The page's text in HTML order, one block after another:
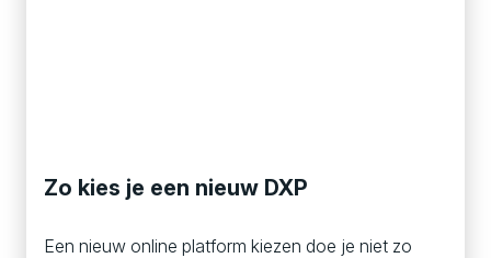
Zo kies je een nieuw DXP
Een nieuw online platform kiezen doe je niet zo